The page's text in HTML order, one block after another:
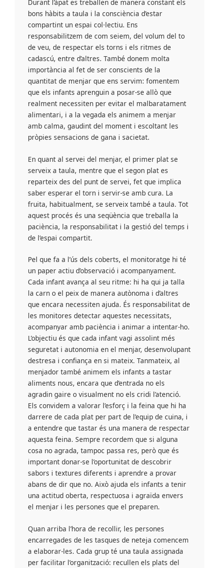
Durant l’àpat es treballen de manera constant els
bons hàbits a taula i la consciència d’estar
compartint un espai col·lectiu. Ens
responsabilitzem de com seiem, del volum del to
de veu, de respectar els torns i els ritmes de
cadascú, entre d’altres. També donem molta
importància al fet de ser conscients de la
quantitat de menjar que ens servim: fomentem
que els infants aprenguin a posar-se allò que
realment necessiten per evitar el malbaratament
alimentari, i a la vegada els animem a menjar
amb calma, gaudint del moment i escoltant les
pròpies sensacions de gana i sacietat.
En quant al servei del menjar, el primer plat se
serveix a taula, mentre que el segon plat es
reparteix des del punt de servei, fet que implica
saber esperar el torn i servir-se amb cura. La
fruita, habitualment, se serveix també a taula. Tot
aquest procés és una seqüència que treballa la
paciència, la responsabilitat i la gestió del temps i
de l’espai compartit.
Pel que fa a l’ús dels coberts, el monitoratge hi té
un paper actiu d’observació i acompanyament.
Cada infant avança al seu ritme: hi ha qui ja talla
la carn o el peix de manera autònoma i d’altres
que encara necessiten ajuda. És responsabilitat de
les monitores detectar aquestes necessitats,
acompanyar amb paciència i animar a intentar-ho.
L’objectiu és que cada infant vagi assolint més
seguretat i autonomia en el menjar, desenvolupant
destresa i confiança en si mateix. Tanmateix, al
menjador també animem els infants a tastar
aliments nous, encara que d’entrada no els
agradin gaire o visualment no els cridi l’atenció.
Els convidem a valorar l’esforç i la feina que hi ha
darrere de cada plat per part de l’equip de cuina, i
a entendre que tastar és una manera de respectar
aquesta feina. Sempre recordem que si alguna
cosa no agrada, tampoc passa res, però que és
important donar-se l’oportunitat de descobrir
sabors i textures diferents i aprendre a provar
abans de dir que no. Això ajuda els infants a tenir
una actitud oberta, respectuosa i agraïda envers
el menjar i les persones que el preparen.
Quan arriba l’hora de recollir, les persones
encarregades de les tasques de neteja comencem
a elaborar-les. Cada grup té una taula assignada
per facilitar l’organització: recullen els plats del